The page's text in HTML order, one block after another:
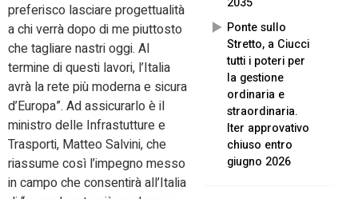
Ponte sullo
Stretto, a Ciucci
tutti i poteri per
la gestione
ordinaria e
straordinaria.
Iter approvativo
chiuso entro
giugno 2026
preferisco lasciare progettualità
a chi verrà dopo di me piuttosto
che tagliare nastri oggi. Al
termine di questi lavori, l’Italia
avrà la rete più moderna e sicura
d’Europa”. Ad assicurarlo è il
ministro delle Infrastutture e
Trasporti, Matteo Salvini, che
riassume così l’impegno messo
in campo che consentirà all’Italia